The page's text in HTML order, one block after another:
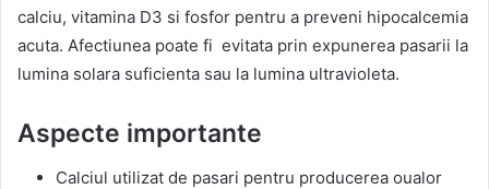
calciu, vitamina D3 si fosfor pentru a preveni hipocalcemia
acuta. Afectiunea poate fi evitata prin expunerea pasarii la
lumina solara suficienta sau la lumina ultravioleta.
Aspecte importante
Calciul utilizat de pasari pentru producerea oualor